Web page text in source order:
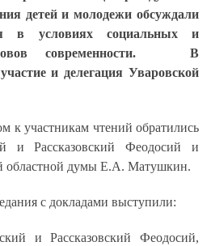
детей и молодежи обсуждали
в условиях социальных и
современности. В
и делегация Уваровской
к участникам чтений обратились
и Рассказовский Феодосий и
областной думы Е.А. Матушкин.
с докладами выступили:
и Рассказовский Феодосий,